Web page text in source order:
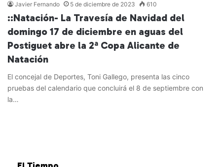
Javier Fernando 5 de diciembre de 2023 610
::Natación- La Travesía de Navidad del
domingo 17 de diciembre en aguas del
Postiguet abre la 2ª Copa Alicante de
Natación
El concejal de Deportes, Toni Gallego, presenta las cinco
pruebas del calendario que concluirá el 8 de septiembre con
la…